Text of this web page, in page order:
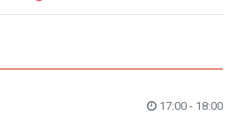
17:00 - 18:00